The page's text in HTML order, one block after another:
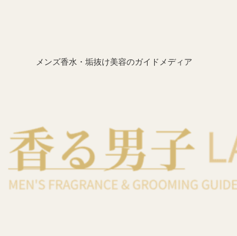
メンズ香水・垢抜け美容のガイドメディア